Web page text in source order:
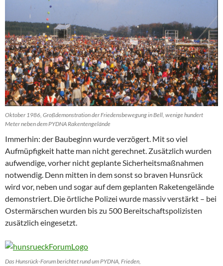
Oktober 1986, Großdemonstration der Friedensbewegung in Bell, wenige hundert
Meter neben dem PYDNA Rakentengelände
Immerhin: der Baubeginn wurde verzögert. Mit so viel
Aufmüpfigkeit hatte man nicht gerechnet. Zusätzlich wurden
aufwendige, vorher nicht geplante Sicherheitsmaßnahmen
notwendig. Denn mitten in dem sonst so braven Hunsrück
wird vor, neben und sogar auf dem geplanten Raketengelände
demonstriert. Die örtliche Polizei wurde massiv verstärkt – bei
Ostermärschen wurden bis zu 500 Bereitschaftspolizisten
zusätzlich eingesetzt.
Das Hunsrück-Forum berichtet rund um PYDNA, Frieden,